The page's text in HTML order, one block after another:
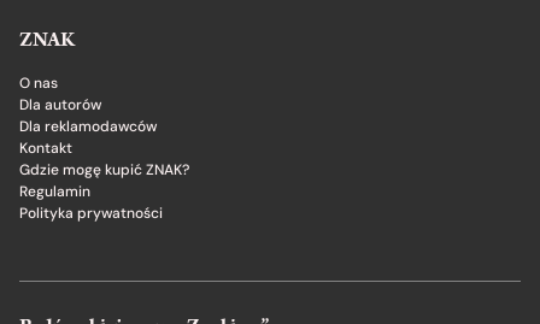
ZNAK
O nas
Dla autorów
Dla reklamodawców
Kontakt
Gdzie mogę kupić ZNAK?
Regulamin
Polityka prywatności